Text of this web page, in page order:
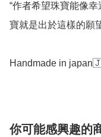
“作者希望珠寶能像
寶就是出於這樣的願
Handmade in
你可能感興趣的